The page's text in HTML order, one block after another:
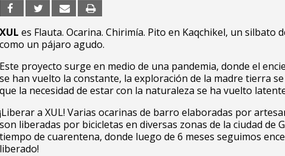
XUL es Flauta. Ocarina. Chirimía. Pito en Kaqchikel, un silbato
como un pájaro agudo.
Este proyecto surge en medio de una pandemia, donde el
se han vuelto la constante, la exploración de la madre tierra
que la necesidad de estar con la naturaleza se ha vuelto
¡Liberar a XUL! Varias ocarinas de barro elaboradas por
son liberadas por bicicletas en diversas zonas de la ciudad de
tiempo de cuarentena, donde luego de 6 meses seguimos
liberado!